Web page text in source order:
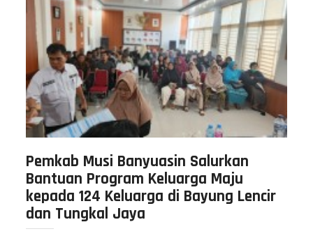
Pemkab Musi Banyuasin Salurkan
Bantuan Program Keluarga Maju
kepada 124 Keluarga di Bayung Lencir
dan Tungkal Jaya